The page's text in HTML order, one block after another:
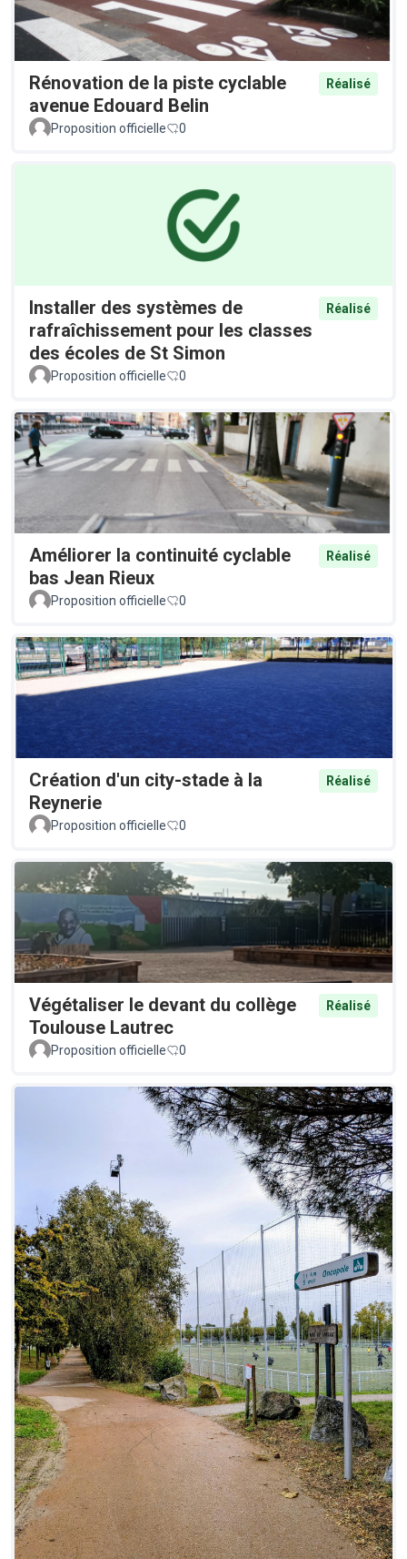
Rénovation de la piste cyclable
avenue Edouard Belin
Réalisé
Proposition officielle 0
Installer des systèmes de
rafraîchissement pour les classes
des écoles de St Simon
Réalisé
Proposition officielle 0
Améliorer la continuité cyclable
bas Jean Rieux
Réalisé
Proposition officielle 0
Création d'un city-stade à la
Reynerie
Réalisé
Proposition officielle 0
Végétaliser le devant du collège
Toulouse Lautrec
Réalisé
Proposition officielle 0